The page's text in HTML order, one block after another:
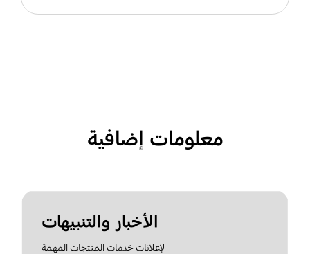
معلومات إضافية
الأخبار والتنبيهات
لإعلانات خدمات المنتجات المهمة